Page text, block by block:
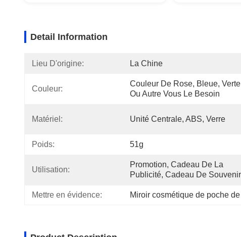
Detail Information
Lieu D'origine: La Chine
Couleur:
Couleur De Rose, Bleue, Verte
Ou Autre Vous Le Besoin
Matériel: Unité Centrale, ABS, Verre
Poids: 51g
Utilisation:
Promotion, Cadeau De La
Publicité, Cadeau De Souvenir
Mettre en évidence: Miroir cosmétique de poche